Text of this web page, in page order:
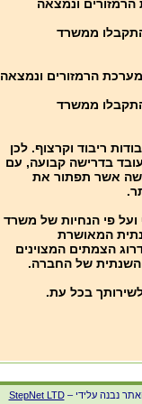
הרמזורים ונמצאה
ממשרד
הרמזורים ונמצאה
ממשרד
ריבוד וקרצוף. לכן
בדרישה קבועה, עם
אשר תפתור את
פי הנחיות של משרד
המאושרת
הצמתים המצוינים
השנתית של החברה.
בכל עת.
נבנה עלידי –StepNet LTD